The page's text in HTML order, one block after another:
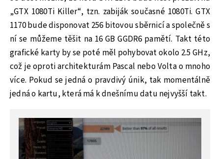
„GTX 1080Ti Killer“, tzn. zabiják současné 1080Ti. GTX
1170 bude disponovat 256 bitovou sběrnicí a společně s
ní se můžeme těšit na 16 GB GGDR6 pamětí. Takt této
grafické karty by se poté měl pohybovat okolo 2.5 GHz,
což je oproti architekturám Pascal nebo Volta o mnoho
více. Pokud se jedná o pravdivý únik, tak momentálně
jedná o kartu, která má k dnešnímu datu nejvyšší takt.